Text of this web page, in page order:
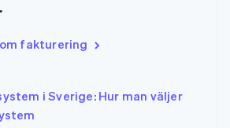
fakturering
i Sverige: Hur man väljer